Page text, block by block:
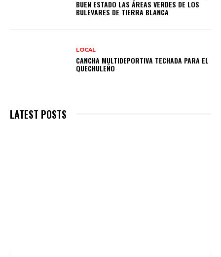
BUEN ESTADO LAS ÁREAS VERDES DE LOS
BULEVARES DE TIERRA BLANCA
LOCAL
CANCHA MULTIDEPORTIVA TECHADA PARA EL
QUECHULEÑO
LATEST POSTS